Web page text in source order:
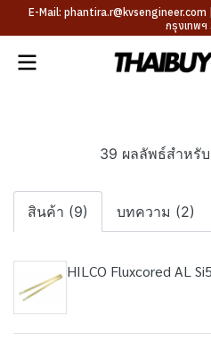
E-Mail:
กรุงเทพฯ
39 ผลลัพธ์สำหรั
สินค้า (9) บทความ (2)
HILCO Fluxcored AL